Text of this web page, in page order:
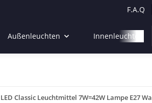
F.A.Q
Außenleuchten Innenleuchten
Classic Leuchtmittel 7W=42W Lampe E27